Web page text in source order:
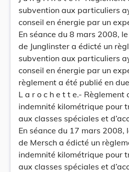
subvention aux particuliers
conseil en énergie par un
En séance du 8 mars 2008,
de Junglinster a édicté un
subvention aux particuliers
conseil en énergie par un
règlement a été publié en
L a r o c h e t t e.- Règlement
indemnité kilométrique pour
aux classes spéciales et
En séance du 17 mars 2008,
de Mersch a édicté un
indemnité kilométrique pour
aux classes spéciales et